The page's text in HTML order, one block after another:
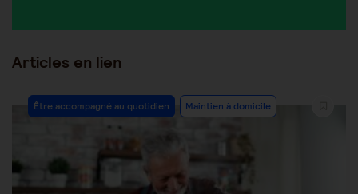
Articles en lien
Être accompagné au quotidien Maintien à domicile